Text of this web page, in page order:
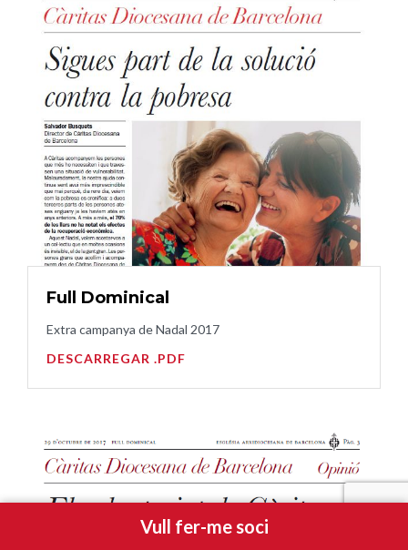
Full Dominical
Extra campanya de Nadal 2017
DESCARREGAR .PDF
Vull fer-me soci